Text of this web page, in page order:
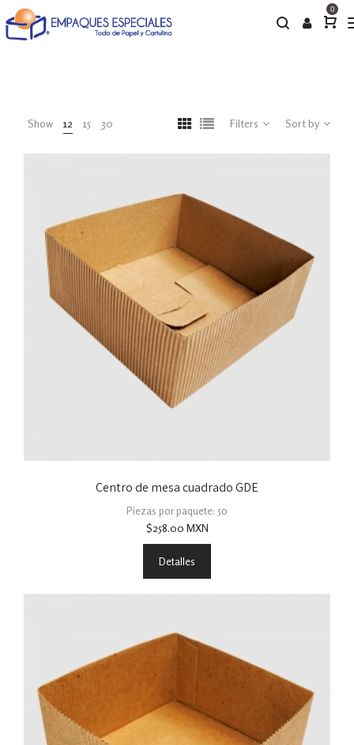
0
Show 12 15 30 Filters Sort by
Centro de mesa cuadrado GDE
Piezas por paquete: 50
$258.00 MXN
Detalles